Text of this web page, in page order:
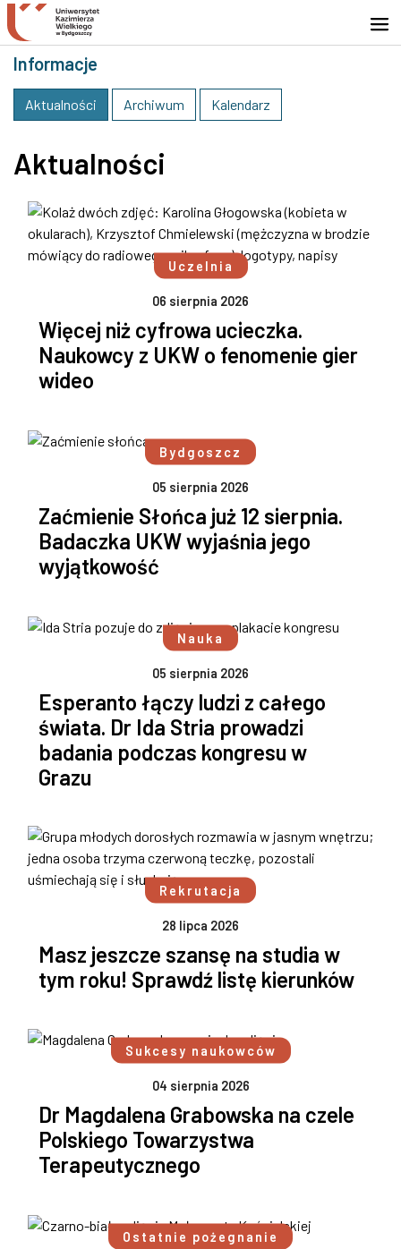
Przejdź do wyszukiwarki
Przejdź do treści
Przejdź do stopki - Kontakt
Informacje
Aktualności Archiwum Kalendarz
Aktualności
Uczelnia
06 sierpnia 2026
Więcej niż cyfrowa ucieczka.
Naukowcy z UKW o fenomenie gier
wideo
Bydgoszcz
05 sierpnia 2026
Zaćmienie Słońca już 12 sierpnia.
Badaczka UKW wyjaśnia jego
wyjątkowość
Nauka
05 sierpnia 2026
Esperanto łączy ludzi z całego
świata. Dr Ida Stria prowadzi
badania podczas kongresu w
Grazu
Rekrutacja
28 lipca 2026
Masz jeszcze szansę na studia w
tym roku! Sprawdź listę kierunków
Sukcesy naukowców
04 sierpnia 2026
Dr Magdalena Grabowska na czele
Polskiego Towarzystwa
Terapeutycznego
Ostatnie pożegnanie